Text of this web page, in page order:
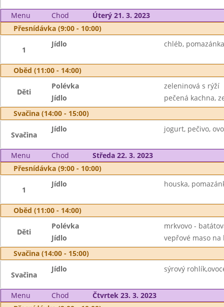
Menu Chod
Úterý 21. 3. 2023
Přesnídávka (9:00 - 10:00)
1
Jídlo chléb,
Oběd (11:00 - 14:00)
Děti
Polévka
zeleninová s rýží
Jídlo
pečená kachna,
Svačina (14:00 - 15:00)
Svačina
Jídlo jogurt, pečivo,
Menu Chod
Středa 22. 3. 2023
Přesnídávka (9:00 - 10:00)
1
Jídlo houska,
Oběd (11:00 - 14:00)
Děti
Polévka
mrkvovo -
Jídlo
vepřové maso na
Svačina (14:00 - 15:00)
Svačina
Jídlo sýrový
Menu Chod
Čtvrtek 23. 3. 2023